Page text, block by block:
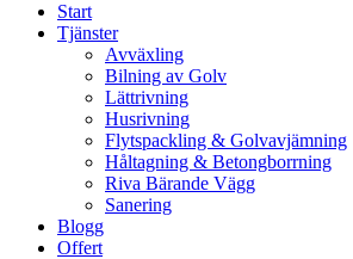
Start
Tjänster
Avväxling
Bilning av Golv
Lättrivning
Husrivning
Flytspackling & Golvavjämning
Håltagning & Betongborrning
Riva Bärande Vägg
Sanering
Blogg
Offert